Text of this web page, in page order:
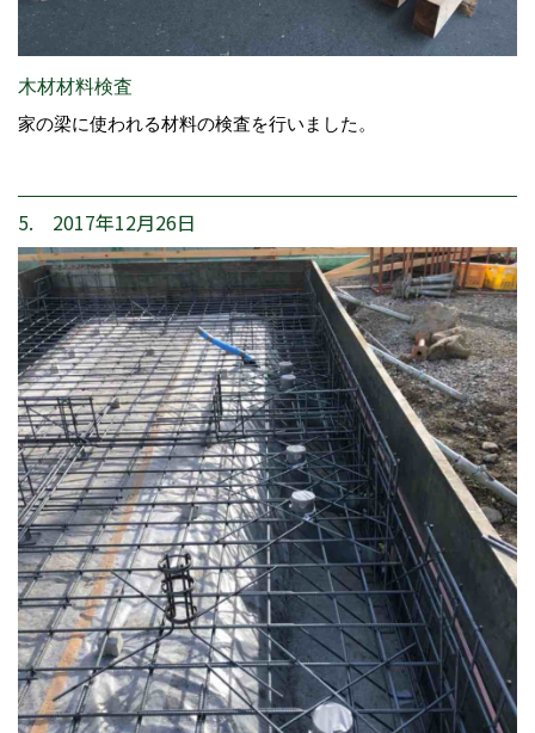
木材材料検査
家の梁に使われる材料の検査を行いました。
5. 2017年12月26日